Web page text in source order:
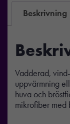
Beskrivning
Vadderad,
uppvärmning
huva och
mikrofiber med